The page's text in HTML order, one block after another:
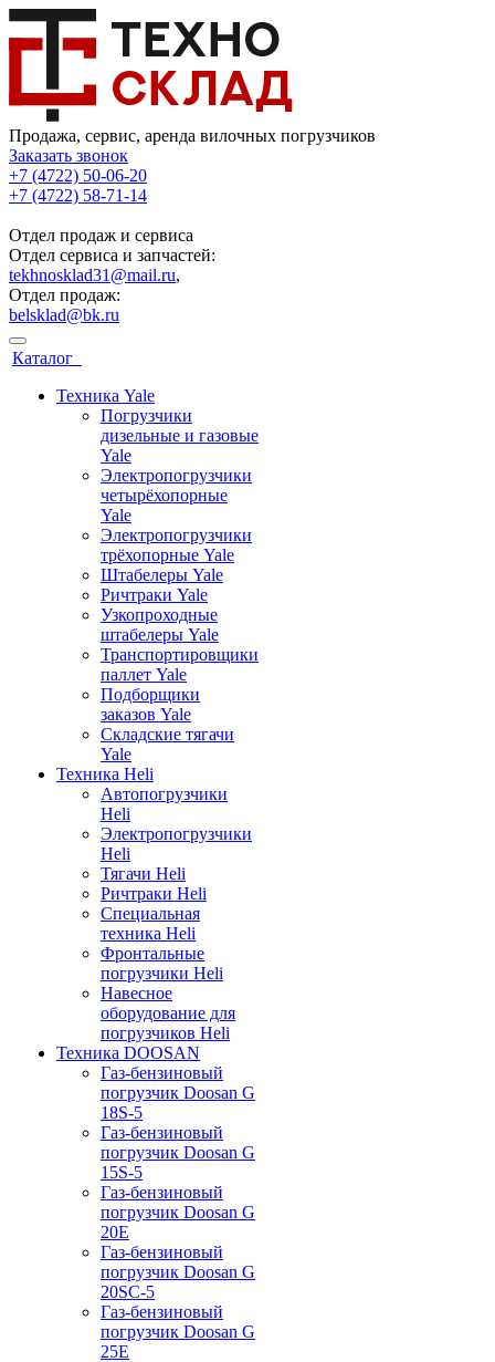
Продажа, сервис, аренда вилочных погрузчиков
Заказать звонок
+7 (4722) 50-06-20
+7 (4722) 58-71-14
Отдел продаж и сервиса
Отдел сервиса и запчастей:
tekhnosklad31@mail.ru,
Отдел продаж:
belsklad@bk.ru
Каталог
Техника Yale
Погрузчики
дизельные и газовые
Yale
Электропогрузчики
четырёхопорные
Yale
Электропогрузчики
трёхопорные Yale
Штабелеры Yale
Ричтраки Yale
Узкопроходные
штабелеры Yale
Транспортировщики
паллет Yale
Подборщики
заказов Yale
Складские тягачи
Yale
Техника Heli
Автопогрузчики
Heli
Электропогрузчики
Heli
Тягачи Heli
Ричтраки Heli
Специальная
техника Heli
Фронтальные
погрузчики Heli
Навесное
оборудование для
погрузчиков Heli
Техника DOOSAN
Газ-бензиновый
погрузчик Doosan G
18S-5
Газ-бензиновый
погрузчик Doosan G
15S-5
Газ-бензиновый
погрузчик Doosan G
20E
Газ-бензиновый
погрузчик Doosan G
20SC-5
Газ-бензиновый
погрузчик Doosan G
25E